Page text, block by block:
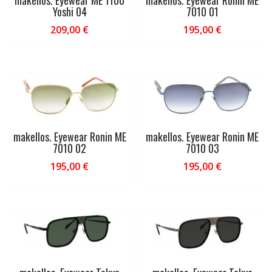
Yoshi 04
209,00 €
7010 01
195,00 €
makellos. Eyewear Ronin ME
7010 02
195,00 €
makellos. Eyewear Ronin ME
7010 03
195,00 €